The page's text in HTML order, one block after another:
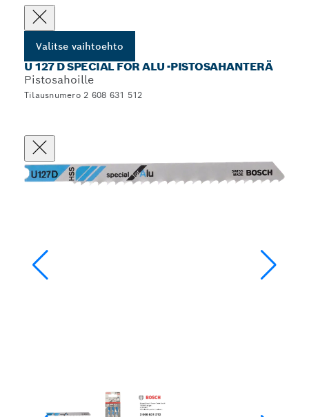
Valitse vaihtoehto
U 127 D SPECIAL FOR ALU ‑PISTOSAHANTERÄ
Pistosahoille
Tilausnumero 2 608 631 512